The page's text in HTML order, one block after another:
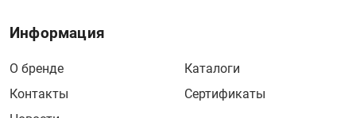
Информация
О бренде
Контакты
Каталоги
Сертификаты